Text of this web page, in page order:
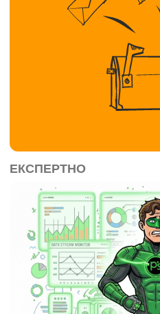
ЕКСПЕРТНО